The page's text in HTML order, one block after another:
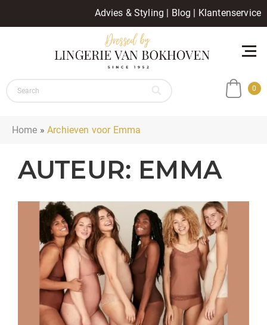
Advies & Styling | Blog | Klantenservice
0
Home »Archieven voor Emma
AUTEUR: EMMA